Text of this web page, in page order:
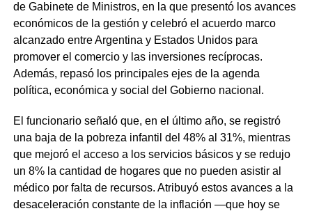
de Gabinete de Ministros, en la que presentó los avances
económicos de la gestión y celebró el acuerdo marco
alcanzado entre Argentina y Estados Unidos para
promover el comercio y las inversiones recíprocas.
Además, repasó los principales ejes de la agenda
política, económica y social del Gobierno nacional.
El funcionario señaló que, en el último año, se registró
una baja de la pobreza infantil del 48% al 31%, mientras
que mejoró el acceso a los servicios básicos y se redujo
un 8% la cantidad de hogares que no pueden asistir al
médico por falta de recursos. Atribuyó estos avances a la
desaceleración constante de la inflación —que hoy se